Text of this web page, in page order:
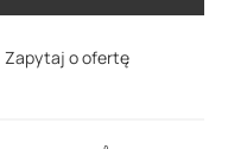
Zapytaj o ofertę